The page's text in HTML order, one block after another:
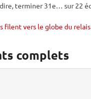
dire, terminer 31e… sur 22
filent vers le globe du
complets